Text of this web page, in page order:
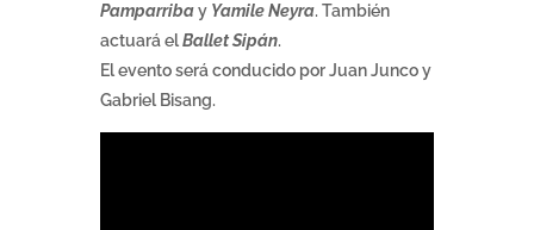
Pamparribay Yamile Neyra. También
actuará elBallet Sipán.
El evento será conducido por Juan Junco y
Gabriel Bisang.